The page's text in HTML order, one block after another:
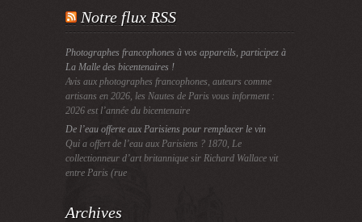
Notre flux RSS
Photographes francophones à vos appareils, participez à
La Malle des bicentenaires !
Avis aux photographes francophones, auteurs comme
artisans en 2026, les Nautes de Paris vous informent :
2026 est l’année du bicentenaire
De l’eau offerte aux Parisiens pour remplacer le vin
Qui a offert de l’eau aux Parisiens ? 1870, Le
collectionneur d’art britannique sir Richard Wallace vit
entre Paris (rue
Archives